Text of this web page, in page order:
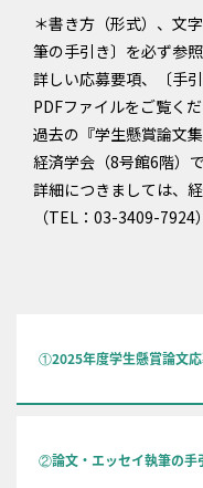
＊書き方（形式）、文
筆の手引き〕を必ず参照
詳しい応募要項、〔手
PDFファイルをご覧くだ
過去の『学生懸賞論文
経済学会（8号館6階）
詳細につきましては、
（TEL：03-3409-7924）
①2025年度学生懸賞論文
②論文・エッセイ執筆の手